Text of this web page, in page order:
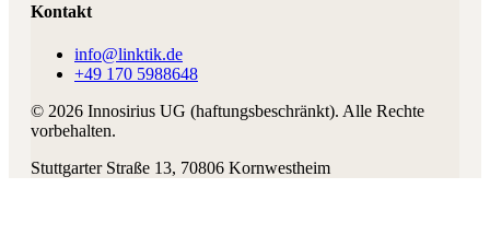
Kontakt
info@linktik.de
+49 170 5988648
© 2026 Innosirius UG (haftungsbeschränkt). Alle Rechte
vorbehalten.
Stuttgarter Straße 13, 70806 Kornwestheim